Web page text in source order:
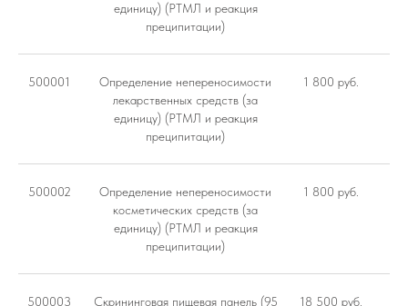
единицу) (РТМЛ и реакция
преципитации)
500001
Определение непереносимости
лекарственных средств (за
единицу) (РТМЛ и реакция
преципитации)
1 800 руб.
500002
Определение непереносимости
косметических средств (за
единицу) (РТМЛ и реакция
преципитации)
1 800 руб.
500003 Скрининговая пищевая панель (95 18 500 руб.